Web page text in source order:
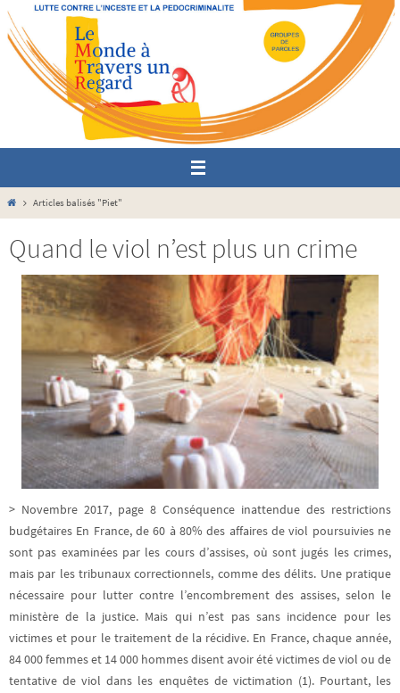
Passer
vers
contenu
HomeArticles balisés "Piet"
Quand le viol n’est plus un crime
> Novembre 2017, page 8 Conséquence inattendue des restrictions
budgétaires En France, de 60 à 80% des affaires de viol poursuivies ne
sont pas examinées par les cours d’assises, où sont jugés les crimes,
mais par les tribunaux correctionnels, comme des délits. Une pratique
nécessaire pour lutter contre l’encombrement des assises, selon le
ministère de la justice. Mais qui n’est pas sans incidence pour les
victimes et pour le traitement de la récidive. En France, chaque année,
84 000 femmes et 14 000 hommes disent avoir été victimes de viol ou de
tentative de viol dans les enquêtes de victimation (1). Pourtant, les